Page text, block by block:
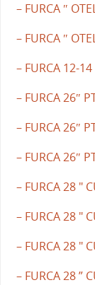
– FURCA ″
– FURCA ″
– FURCA 12-
– FURCA 26″
– FURCA 26″
– FURCA 26″
– FURCA 28 "
– FURCA 28 "
– FURCA 28 "
– FURCA 28 ”